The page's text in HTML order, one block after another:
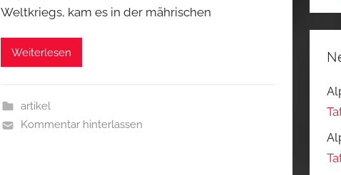
Weltkriegs, kam es in der mährischen
Weiterlesen
artikel
Kommentar hinterlassen